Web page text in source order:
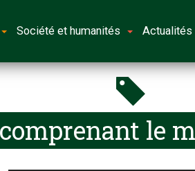
Société et humanités Actualités
le